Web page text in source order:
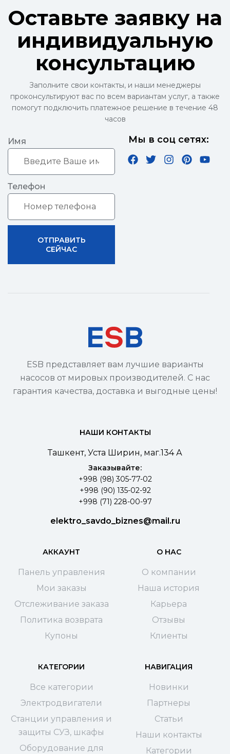
Оставьте заявку на
индивидуальную
консультацию
Заполните свои контакты, и наши менеджеры
проконсультируют вас по всем вариантам услуг, а также
помогут подключить платежное решение в течение 48
часов
Имя
Телефон
ОТПРАВИТЬ
СЕЙЧАС
Мы в соц сетях:
НАШИ КОНТАКТЫ
Ташкент, Уста Ширин, маг.134 А
Заказывайте:
+998 (98) 305-77-02
+998 (90) 135-02-92
+998 (71) 228-00-97
elektro_savdo_biznes@mail.ru
АККАУНТ
Панель управления
Мои заказы
Отслеживание заказа
Политика возврата
Купоны
О НАС
О компании
Наша история
Карьера
Отзывы
Клиенты
КАТЕГОРИИ
Все категории
Электродвигатели
Станции управления и
защиты СУЗ, шкафы
Оборудование для
НАВИГАЦИЯ
Новинки
Партнеры
Статьи
Наши контакты
Категории
ESB представляет вам лучшие варианты
насосов от мировых производителей. С нас
гарантия качества, доставка и выгодные цены!